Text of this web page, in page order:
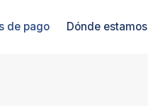
de pago Dónde estamos